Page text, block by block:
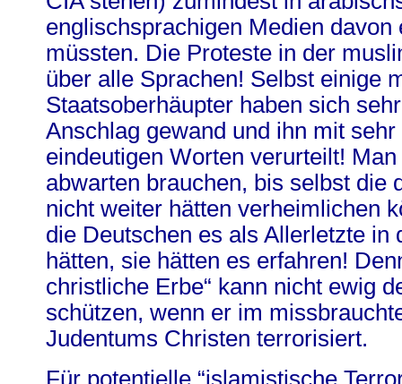
englischsprachigen Medien davon
müssten. Die Proteste in der
über alle Sprachen! Selbst einige
Staatsoberhäupter haben sich
Anschlag gewand und ihn mit
eindeutigen Worten verurteilt!
abwarten brauchen, bis selbst die
nicht weiter hätten verheimlichen
die Deutschen es als Allerletzte in
hätten, sie hätten es erfahren!
christliche Erbe“ kann nicht ewig
schützen, wenn er im
Judentums Christen terrorisiert.
Für potentielle “islamistische